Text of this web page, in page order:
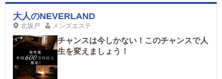
大人のNEVERLAND
北坂戸 メンズエステ
チャンスは今しかない！このチャンスで人
生を変えましょう！